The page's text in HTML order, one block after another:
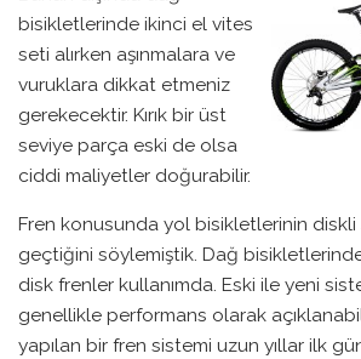
bisikletlerinde ikinci el vites
seti alırken aşınmalara ve
vuruklara dikkat etmeniz
gerekecektir. Kırık bir üst
seviye parça eski de olsa
ciddi maliyetler doğurabilir.
Fren konusunda yol bisikletlerinin
geçtiğini söylemiştik. Dağ bisikletlerinde
disk frenler kullanımda. Eski ile yeni
genellikle performans olarak
yapılan bir fren sistemi uzun yıllar ilk